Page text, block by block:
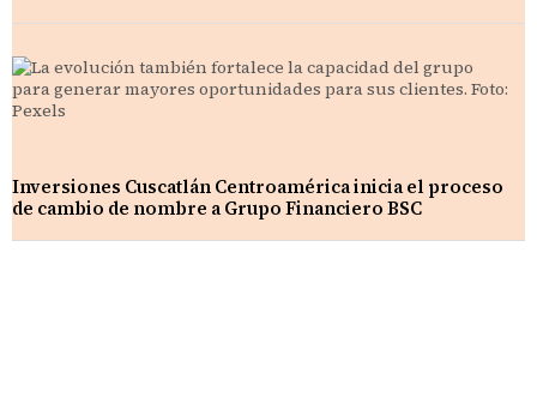
Inversiones Cuscatlán Centroamérica inicia el proceso
de cambio de nombre a Grupo Financiero BSC